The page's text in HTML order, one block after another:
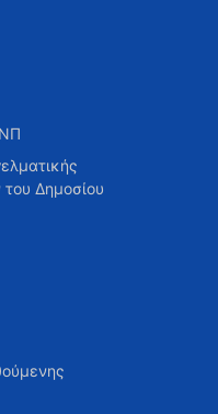
Δημοσίου